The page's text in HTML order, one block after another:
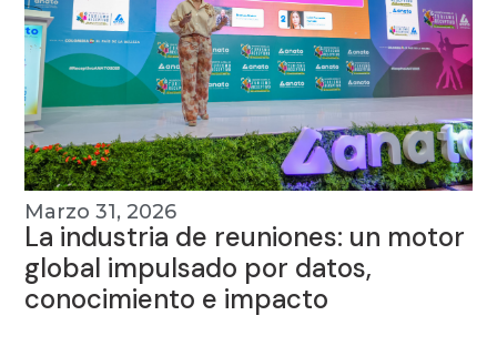
Marzo 31, 2026
La industria de reuniones: un motor
global impulsado por datos,
conocimiento e impacto